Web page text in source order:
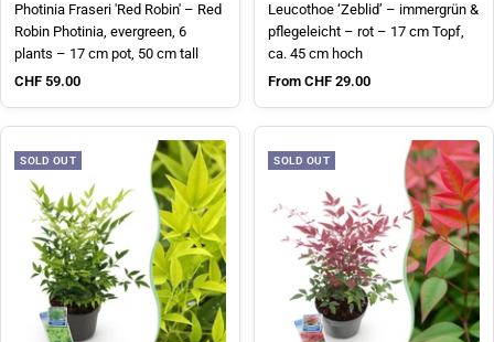
Photinia Fraseri 'Red Robin' – Red
Robin Photinia, evergreen, 6
plants – 17 cm pot, 50 cm tall
Sale price
CHF 59.00
Leucothoe ‘Zeblid’ – immergrün &
pflegeleicht – rot – 17 cm Topf,
ca. 45 cm hoch
Sale price
From CHF 29.00
SOLD OUT SOLD OUT